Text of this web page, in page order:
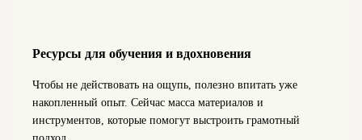
Ресурсы для обучения и вдохновения
Чтобы не действовать на ощупь, полезно впитать уже
накопленный опыт. Сейчас масса материалов и
инструментов, которые помогут выстроить грамотный